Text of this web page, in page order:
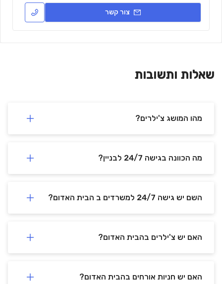
צור קשר
שאלות ותשובות
מהו המושג צ'ילרים?
מה הכוונה בגישה 24/7 לבניין?
השם יש גישה 24/7 למשרדים ב הבית האדום?
האם יש צ'ילרים בהבית האדום?
האם יש חניות אורחים בהבית האדום?